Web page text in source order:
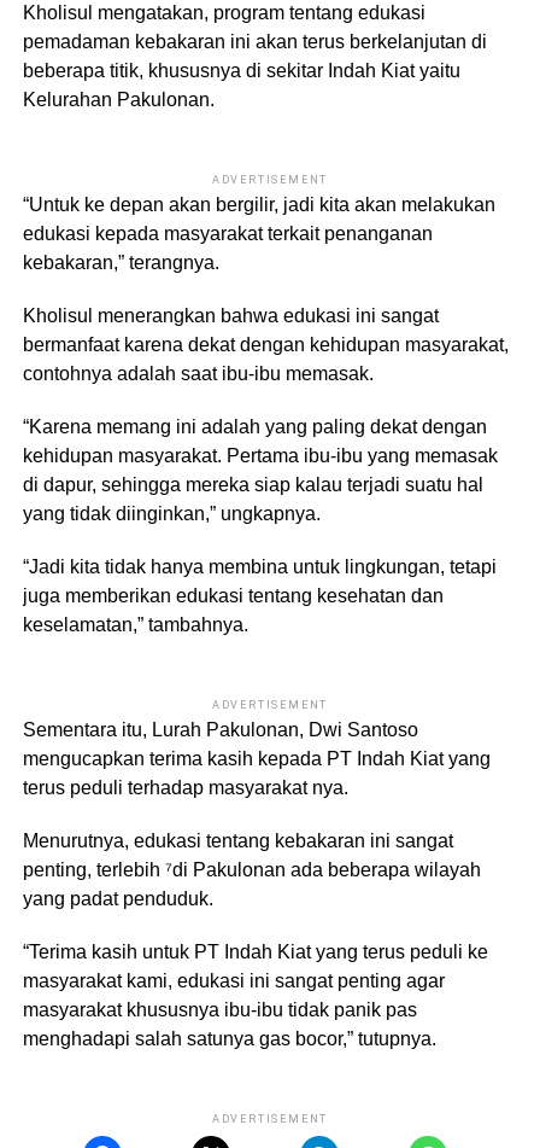
Kholisul mengatakan, program tentang edukasi
pemadaman kebakaran ini akan terus berkelanjutan di
beberapa titik, khususnya di sekitar Indah Kiat yaitu
Kelurahan Pakulonan.
ADVERTISEMENT
“Untuk ke depan akan bergilir, jadi kita akan melakukan
edukasi kepada masyarakat terkait penanganan
kebakaran,” terangnya.
Kholisul menerangkan bahwa edukasi ini sangat
bermanfaat karena dekat dengan kehidupan masyarakat,
contohnya adalah saat ibu-ibu memasak.
“Karena memang ini adalah yang paling dekat dengan
kehidupan masyarakat. Pertama ibu-ibu yang memasak
di dapur, sehingga mereka siap kalau terjadi suatu hal
yang tidak diinginkan,” ungkapnya.
“Jadi kita tidak hanya membina untuk lingkungan, tetapi
juga memberikan edukasi tentang kesehatan dan
keselamatan,” tambahnya.
ADVERTISEMENT
Sementara itu, Lurah Pakulonan, Dwi Santoso
mengucapkan terima kasih kepada PT Indah Kiat yang
terus peduli terhadap masyarakat nya.
Menurutnya, edukasi tentang kebakaran ini sangat
penting, terlebih ⁷di Pakulonan ada beberapa wilayah
yang padat penduduk.
“Terima kasih untuk PT Indah Kiat yang terus peduli ke
masyarakat kami, edukasi ini sangat penting agar
masyarakat khususnya ibu-ibu tidak panik pas
menghadapi salah satunya gas bocor,” tutupnya.
ADVERTISEMENT